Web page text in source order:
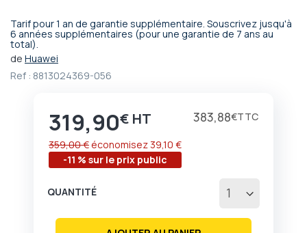
Tarif pour 1 an de garantie supplémentaire. Souscrivez jusqu'à
6 années supplémentaires (pour une garantie de 7 ans au
total).
de Huawei
Ref : 8813024369-056
Prix
319,90€ 383,88€
-11 % sur le prix public
359,00 € économisez 39,10 €
QUANTITÉ
Passer
au
début
de
d’images